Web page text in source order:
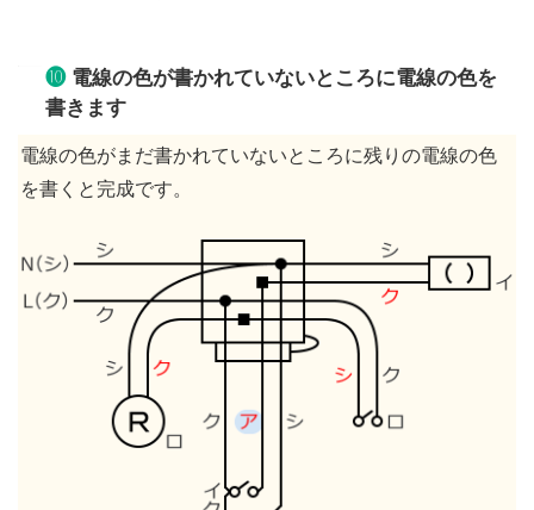
❿電線の色が書かれていないところに電線の色を
書きます
電線の色がまだ書かれていないところに残りの電線の色
を書くと完成です。